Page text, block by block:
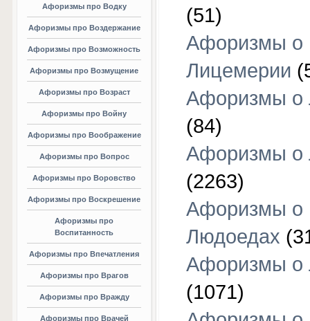
Афоризмы про Водку
Афоризмы про Воздержание
Афоризмы про Возможность
Афоризмы про Возмущение
Афоризмы про Возраст
Афоризмы про Войну
Афоризмы про Воображение
Афоризмы про Вопрос
Афоризмы про Воровство
Афоризмы про Воскрешение
Афоризмы про
Воспитанность
Афоризмы про Впечатления
Афоризмы про Врагов
Афоризмы про Вражду
Афоризмы про Врачей
(51)
Афоризмы о
Лицемерии
Афоризмы о
(84)
Афоризмы о
(2263)
Афоризмы о
Людоедах
Афоризмы о
(1071)